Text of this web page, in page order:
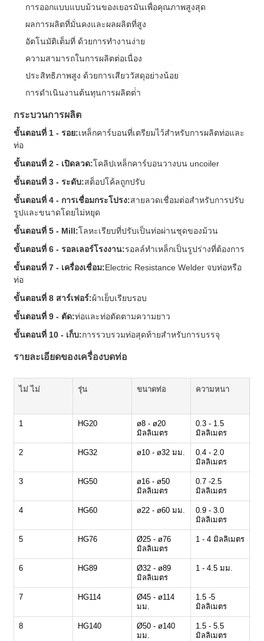
การออกแบบแบบม้วนของเยอรมันเพื่อคุณภาพสูงสุด
ผลการผลิตที่มั่นคงและผลผลิตที่สูง
อัตโนมัติเต็มที่ ด้วยการทํางานง่าย
ความสามารถในการผลิตต่อเนื่อง
ประสิทธิภาพสูง ด้วยการเสียววัสดุอย่างน้อย
การดําเนินงานต้นทุนการผลิตต่ํา
กระบวนการผลิต
ขั้นตอนที่ 1 - รอย:เหล็กคาร์บอนที่เตรียมไว้สําหรับการผลิตท่อและ
ท่อ
ขั้นตอนที่ 2 - เปิดลวด:โคลิปเหล็กคาร์บอนวางบน uncoiler
ขั้นตอนที่ 3 - ระดับ:สต็อปโค้ลถูกปรับ
ขั้นตอนที่ 4 - การเชื่อมกระโปรง:สายลวดเชื่อมต่อสําหรับการปรับ
รูปและขนาดโดยไม่หยุด
ขั้นตอนที่ 5 - Mill:โลหะเรียบที่ปรับเป็นท่อผ่านชุดของม้วน
ขั้นตอนที่ 6 - รอลเลอร์โรงงาน:รอลล์ทําเหล็กเป็นรูปร่างที่ต้องการ
ขั้นตอนที่ 7 - เครื่องเชื่อม:Electric Resistance Welder จบท่อหรือ
ท่อ
ขั้นตอนที่ 8 สาร์เฟอร์:ผ้าเย็บเรียบรอบ
ขั้นตอนที่ 9 - ตัด:ท่อและท่อตัดตามความยาว
ขั้นตอนที่ 10 - เก็บ:การรวบรวมท่อสุดท้ายสําหรับการบรรจุ
รายละเอียดของเครื่องบดท่อ
ไม่ ไม่ รุ่น ขนาดท่อ ความหนา
1 HG20
ø8 - ø20
มิลลิเมตร
0.3 - 1.5
มิลลิเมตร
2 HG32 ø10 - ø32 มม.
0.4 - 2.0
มิลลิเมตร
3 HG50
ø16 - ø50
มิลลิเมตร
0.7 -2.5
มิลลิเมตร
4 HG60 ø22 - ø60 มม.
0.9 - 3.0
มิลลิเมตร
5 HG76
Ø25 - ø76
มิลลิเมตร
1 - 4 มิลลิเมตร
6 HG89
Ø32 - ø89
มิลลิเมตร
1 - 4.5 มม.
7 HG114
Ø45 - ø114
มม.
1.5 -5
มิลลิเมตร
8 HG140
Ø50 - ø140
มม.
1.5 - 5.5
มิลลิเมตร